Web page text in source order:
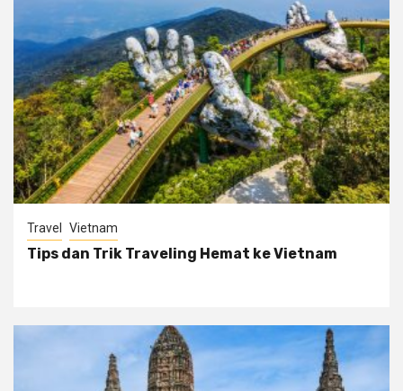
Travel Vietnam
Tips dan Trik Traveling Hemat ke Vietnam